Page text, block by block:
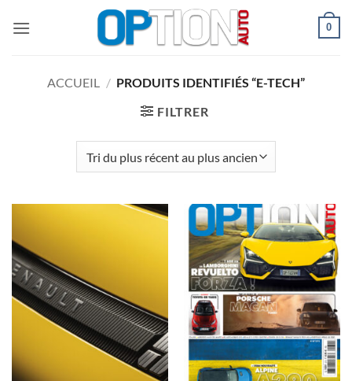
0
ACCUEIL / PRODUITS IDENTIFIÉS “E-TECH”
FILTRER